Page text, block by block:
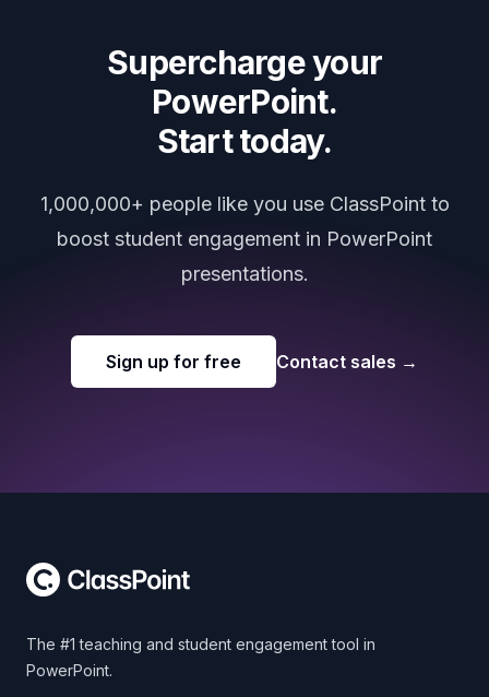
Supercharge your
PowerPoint.
Start today.
1,000,000+ people like you use ClassPoint to
boost student engagement in PowerPoint
presentations.
Sign up for free Contact sales →
The #1 teaching and student engagement tool in
PowerPoint.